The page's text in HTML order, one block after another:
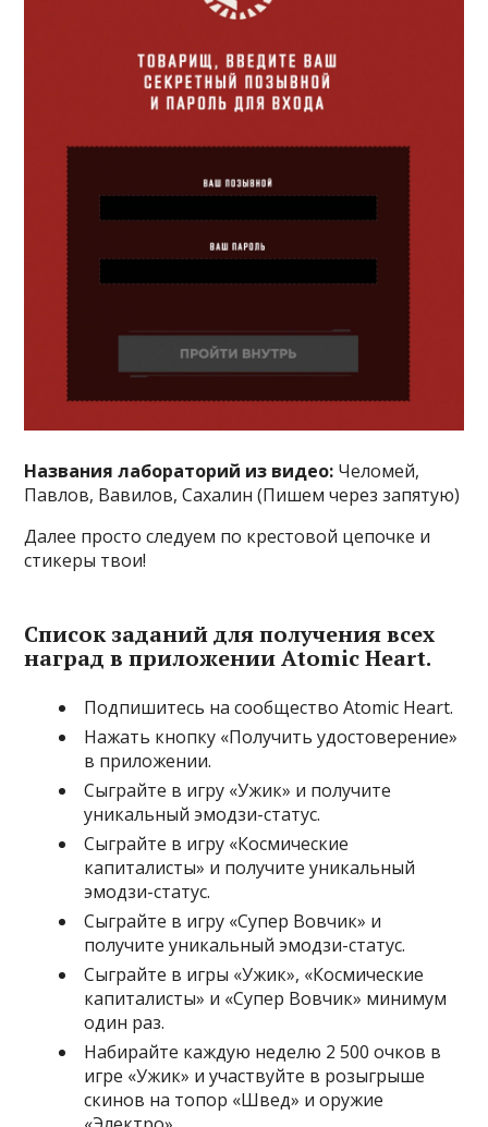
Названия лабораторий из видео: Челомей,
Павлов, Вавилов, Сахалин (Пишем через запятую)
Далее просто следуем по крестовой цепочке и
стикеры твои!
Список заданий для получения всех
наград в приложении Atomic Heart.
Подпишитесь на сообщество Atomic Heart.
Нажать кнопку «Получить удостоверение»
в приложении.
Сыграйте в игру «Ужик» и получите
уникальный эмодзи-статус.
Сыграйте в игру «Космические
капиталисты» и получите уникальный
эмодзи-статус.
Сыграйте в игру «Супер Вовчик» и
получите уникальный эмодзи-статус.
Сыграйте в игры «Ужик», «Космические
капиталисты» и «Супер Вовчик» минимум
один раз.
Набирайте каждую неделю 2 500 очков в
игре «Ужик» и участвуйте в розыгрыше
скинов на топор «Швед» и оружие